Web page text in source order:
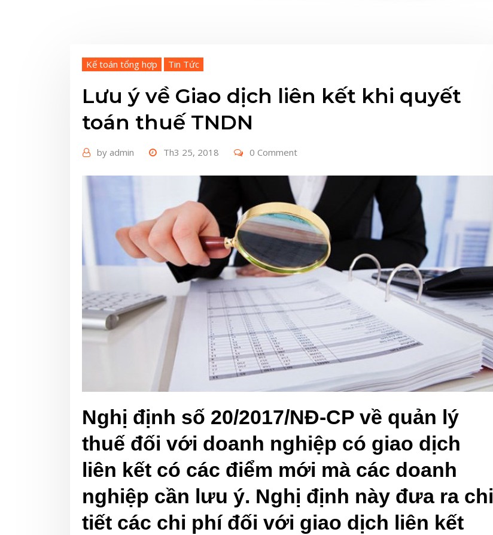
Kế toán tổng hợp Tin Tức
Lưu ý về Giao dịch liên kết khi quyết
toán thuế TNDN
by admin Th3 25, 2018 0 Comment
Nghị định số 20/2017/NĐ-CP về quản lý
thuế đối với doanh nghiệp có giao dịch
liên kết có các điểm mới mà các doanh
nghiệp cần lưu ý. Nghị định này đưa ra chi
tiết các chi phí đối với giao dịch liên kết